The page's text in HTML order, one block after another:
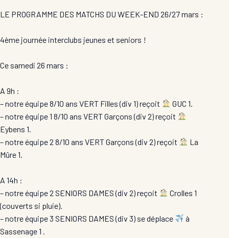
LE PROGRAMME DES MATCHS DU WEEK-END 26/27 mars :
4ème journée interclubs jeunes et seniors !
Ce samedi 26 mars :
A 9h :
– notre équipe 8/10 ans VERT Filles (div 1) reçoit
GUC 1.
– notre équipe 1 8/10 ans VERT Garçons (div 2) reçoit
Eybens 1.
– notre équipe 2 8/10 ans VERT Garçons (div 2) reçoit
La
Mûre 1.
A 14h :
– notre équipe 2 SENIORS DAMES (div 2) reçoit
Crolles 1
(couverts si pluie).
– notre équipe 3 SENIORS DAMES (div 3) se déplace
à
Sassenage 1 .